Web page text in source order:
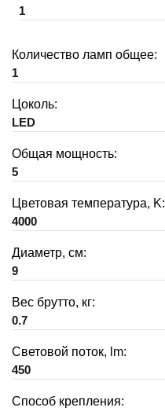
1
Количество ламп общее:
1
Цоколь:
LED
Общая мощность:
5
Цветовая температура, K:
4000
Диаметр, см:
9
Вес брутто, кг:
0.7
Световой поток, lm:
450
Способ крепления: